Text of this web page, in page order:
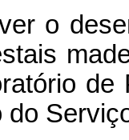
o
de
do